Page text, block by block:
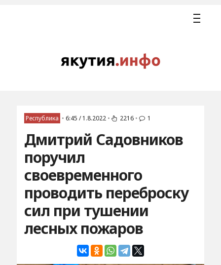
Республика • 6:45 / 1.8.2022 • 2216 • 1
Дмитрий Садовников
поручил
своевременного
проводить переброску
сил при тушении
лесных пожаров